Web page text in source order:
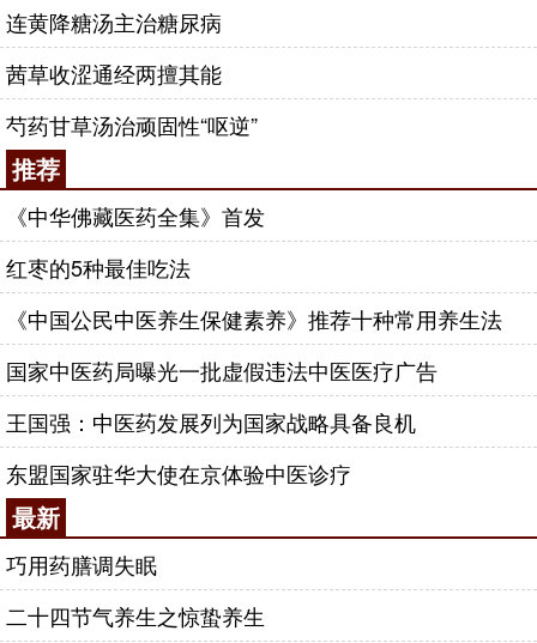
连黄降糖汤主治糖尿病
茜草收涩通经两擅其能
芍药甘草汤治顽固性“呕逆”
推荐
《中华佛藏医药全集》首发
红枣的5种最佳吃法
《中国公民中医养生保健素养》推荐十种常用养生法
国家中医药局曝光一批虚假违法中医医疗广告
王国强：中医药发展列为国家战略具备良机
东盟国家驻华大使在京体验中医诊疗
最新
巧用药膳调失眠
二十四节气养生之惊蛰养生